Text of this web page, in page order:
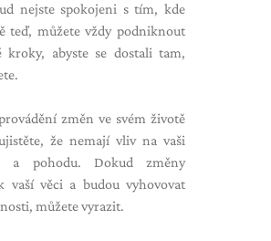
nejste spokojeni s tím, kde
teď, můžete vždy podniknout
kroky, abyste se dostali tam,
změn ve svém životě
že nemají vliv na vaši
a pohodu. Dokud změny
vaší věci a budou vyhovovat
můžete vyrazit.